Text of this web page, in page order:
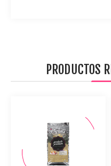
PRODUCTOS